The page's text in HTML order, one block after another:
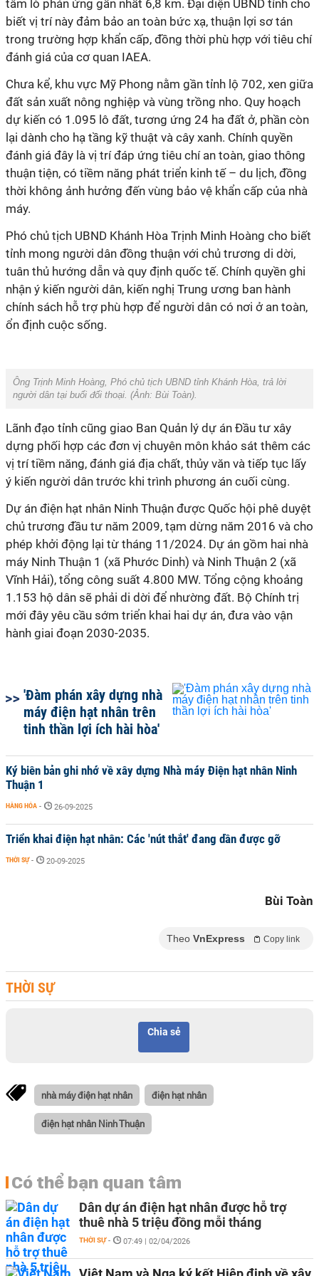
tâm lò phản ứng gần nhất 6,8 km. Đại diện UBND tỉnh cho
biết vị trí này đảm bảo an toàn bức xạ, thuận lợi sơ tán
trong trường hợp khẩn cấp, đồng thời phù hợp với tiêu chí
đánh giá của cơ quan IAEA.
Chưa kể, khu vực Mỹ Phong nằm gần tỉnh lộ 702, xen giữa
đất sản xuất nông nghiệp và vùng trồng nho. Quy hoạch
dự kiến có 1.095 lô đất, tương ứng 24 ha đất ở, phần còn
lại dành cho hạ tầng kỹ thuật và cây xanh. Chính quyền
đánh giá đây là vị trí đáp ứng tiêu chí an toàn, giao thông
thuận tiện, có tiềm năng phát triển kinh tế – du lịch, đồng
thời không ảnh hưởng đến vùng bảo vệ khẩn cấp của nhà
máy.
Phó chủ tịch UBND Khánh Hòa Trịnh Minh Hoàng cho biết
tỉnh mong người dân đồng thuận với chủ trương di dời,
tuân thủ hướng dẫn và quy định quốc tế. Chính quyền ghi
nhận ý kiến người dân, kiến nghị Trung ương ban hành
chính sách hỗ trợ phù hợp để người dân có nơi ở an toàn,
ổn định cuộc sống.
Ông Trịnh Minh Hoàng, Phó chủ tịch UBND tỉnh Khánh Hòa, trả lời
người dân tại buổi đối thoại. (Ảnh: Bùi Toàn).
Lãnh đạo tỉnh cũng giao Ban Quản lý dự án Đầu tư xây
dựng phối hợp các đơn vị chuyên môn khảo sát thêm các
vị trí tiềm năng, đánh giá địa chất, thủy văn và tiếp tục lấy
ý kiến người dân trước khi trình phương án cuối cùng.
Dự án điện hạt nhân Ninh Thuận được Quốc hội phê duyệt
chủ trương đầu tư năm 2009, tạm dừng năm 2016 và cho
phép khởi động lại từ tháng 11/2024. Dự án gồm hai nhà
máy Ninh Thuận 1 (xã Phước Dinh) và Ninh Thuận 2 (xã
Vĩnh Hải), tổng công suất 4.800 MW. Tổng cộng khoảng
1.153 hộ dân sẽ phải di dời để nhường đất. Bộ Chính trị
mới đây yêu cầu sớm triển khai hai dự án, đưa vào vận
hành giai đoạn 2030-2035.
'Đàm phán xây dựng nhà
máy điện hạt nhân trên
tinh thần lợi ích hài hòa'
Ký biên bản ghi nhớ về xây dựng Nhà máy Điện hạt nhân Ninh
Thuận 1
HÀNG HÓA - 26-09-2025
Triển khai điện hạt nhân: Các 'nút thắt' đang dần được gỡ
THỜI SỰ - 20-09-2025
Bùi Toàn
Theo VnExpress Copy link
THỜI SỰ
Chia sẻ
nhà máy điện hạt nhân điện hạt nhân
điện hạt nhân Ninh Thuận
Có thể bạn quan tâm
Dân dự án điện hạt nhân được hỗ trợ
thuê nhà 5 triệu đồng mỗi tháng
THỜI SỰ - 07:49 | 02/04/2026